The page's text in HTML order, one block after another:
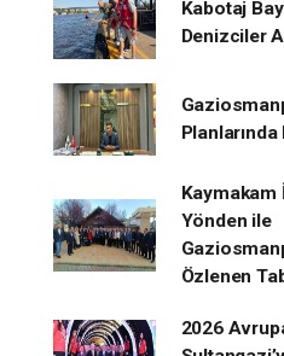
Kabotaj
Denizciler
Kaymakam
Yönden ile
Özlenen
2026